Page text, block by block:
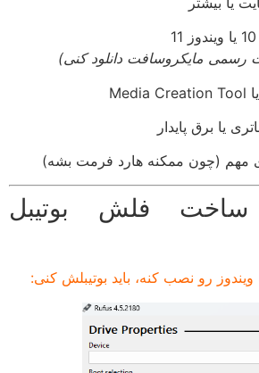
رسمی مایکروسافت دانلود کنی)
یا Media Creation Tool
مهم (چون ممکنه هارد فرمت بشه)
۲: ساخت فلش بوتیبل
رو نصب کنه، باید بوتیبلش کنی: